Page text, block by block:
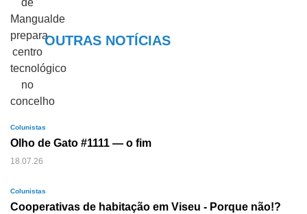
OUTRAS NOTÍCIAS
Colunistas
Olho de Gato #1111 — o fim
18.07.26
Colunistas
Cooperativas de habitação em Viseu - Porque não!?